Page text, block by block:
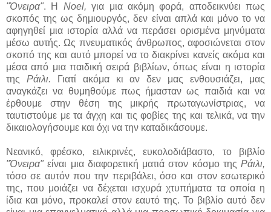
"Όνειρα". Η Noel,για μια ακόμη φορά, αποδεικνύει πως
σκοπός της ως δημιουργός, δεν είναι απλά και μόνο το να
αφηγηθεί μια ιστορία αλλά να περάσει ορισμένα μηνύματα
μέσω αυτής. Ως πνευματικός άνθρωπος, αφοσιώνεται στον
σκοπό της και αυτό μπορεί να το διακρίνει κανείς ακόμα και
μέσα από μια παιδική σειρά βιβλίων, όπως είναι η ιστορία
της Ράιλι. Γιατί ακόμα κι αν δεν μας ενθουσιάζει, μας
αναγκάζει να θυμηθούμε πως ήμασταν ως παιδιά και να
έρθουμε στην θέση της μικρής πρωταγωνίστριας, να
ταυτιστούμε με τα άγχη και τις φοβίες της και τελικά, να την
δικαιολογήσουμε και όχι να την καταδικάσουμε.
Νεανικό, φρέσκο, ειλικρινές, ευκολοδιάβαστο, το βιβλίο
"Όνειρα"είναι μια διαφορετική ματιά στον κόσμο της Ράιλι,
τόσο σε αυτόν που την περιβάλει, όσο και στον εσωτερικό
της, που μοιάζει να δέχεται ισχυρά χτυπήματα τα οποία η
ίδια και μόνο, προκαλεί στον εαυτό της. Το βιβλίο αυτό δεν